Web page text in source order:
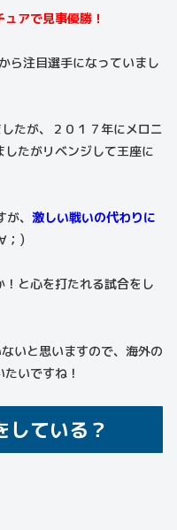
ュアで見事優勝！
ら注目選手になっていまし
たが、２０１７年にメロニ
たがリベンジして王座に
、 激しい戦いの代わりに
；)
と心を打たれる試合をし
いと思いますので、海外の
いですね！
している？